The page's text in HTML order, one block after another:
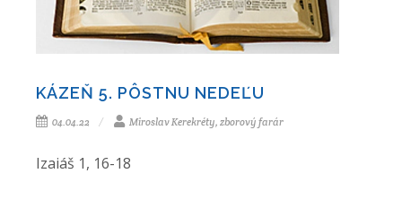
KÁZEŇ 5. PÔSTNU NEDEĽU
04.04.22 Miroslav Kerekréty, zborový farár
Izaiáš 1, 16-18